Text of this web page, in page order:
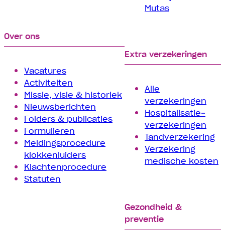
Mutas
Over ons
Vacatures
Activiteiten
Missie, visie & historiek
Nieuwsberichten
Folders & publicaties
Formulieren
Meldingsprocedure
klokkenluiders
Klachtenprocedure
Statuten
Extra verzekeringen
Alle
verzekeringen
Hospitalisatie­
verzekeringen
Tand­verzekering
Verzekering
medische kosten
Gezondheid &
preventie